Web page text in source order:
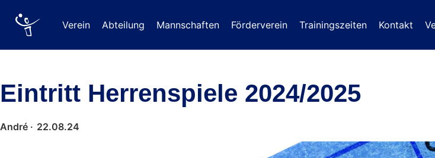
Verein Abteilung Mannschaften Förderverein Trainingszeiten Kontakt
Eintritt Herrenspiele 2024/2025
André · 22.08.24